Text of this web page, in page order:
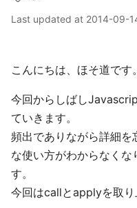
Last updated at 2014-09-
こんにちは、ほそ道です。
今回からしばし
ていきます。
頻出でありながら詳細を
な使い方がわからなくな
す。
今回はcallとapplyを取り